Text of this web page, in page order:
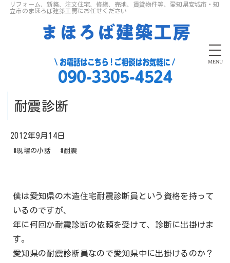
リフォーム、新築、注文住宅、修繕、売地、賃貸物件等、愛知県安城市・知
立市のまほろば建築工房にお任せください
MENU
耐震診断
2012年9月14日
#現場の小話 #耐震
僕は愛知県の木造住宅耐震診断員という資格を持って
いるのですが、
年に何回か耐震診断の依頼を受けて、診断に出掛けま
す。
愛知県の耐震診断員なので愛知県中に出掛けるのか？